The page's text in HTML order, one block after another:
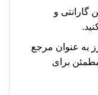
گارانتی و
به عنوان مرجع
برای